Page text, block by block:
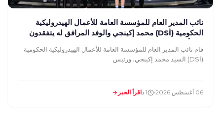
نائب المدير العام للمؤسسة العامة للأعمال الهيدروليكية
الحكومية (DSİ) محمد إكينجي والوفد المرافق له يتفقدون
قام نائب المدير العام للمؤسسة العامة للأعمال الهيدروليكية الحكومية
(DSİ) السيد محمد إكينجي، ورئيس
06 أغسطس 2026 1 د اقرأ الخبر